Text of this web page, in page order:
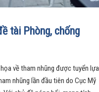
tài Phòng, chống
về tham nhũng được tuyển lựa
nhũng lần đầu tiên do Cục Mỹ